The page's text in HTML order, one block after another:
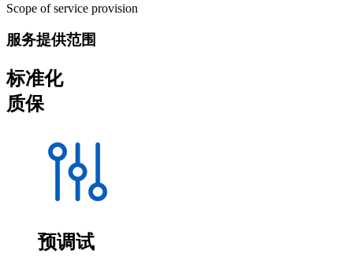
Scope of service provision
服务提供范围
标准化
质保
预调试